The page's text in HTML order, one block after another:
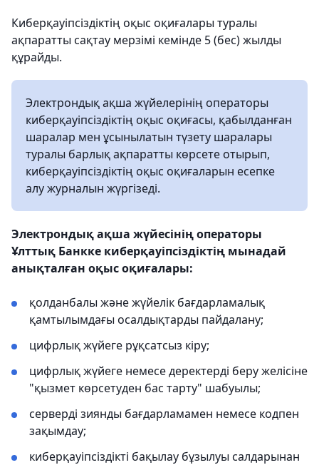
Киберқауіпсіздіктің оқыс оқиғалары туралы
ақпаратты сақтау мерзімі кемінде 5 (бес) жылды
құрайды.
Электрондық ақша жүйелерінің операторы
киберқауіпсіздіктің оқыс оқиғасы, қабылданған
шаралар мен ұсынылатын түзету шаралары
туралы барлық ақпаратты көрсете отырып,
киберқауіпсіздіктің оқыс оқиғаларын есепке
алу журналын жүргізеді.
Электрондық ақша жүйесінің операторы
Ұлттық Банкке киберқауіпсіздіктің мынадай
анықталған оқыс оқиғалары:
қолданбалы және жүйелік бағдарламалық
қамтылымдағы осалдықтарды пайдалану;
цифрлық жүйеге рұқсатсыз кіру;
цифрлық жүйеге немесе деректерді беру желісіне
"қызмет көрсетуден бас тарту" шабуылы;
серверді зиянды бағдарламамен немесе кодпен
зақымдау;
киберқауіпсіздікті бақылау бұзылуы салдарынан